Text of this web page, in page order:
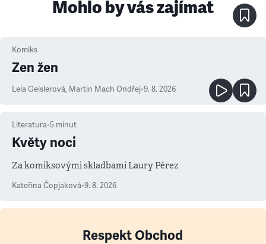
Mohlo by vás zajímat
Komiks
Zen žen
Lela Geislerová, Martin Mach Ondřej•9. 8. 2026
Literatura•5 minut
Květy noci
Za komiksovými skladbami Laury Pérez
Kateřina Čopjaková•9. 8. 2026
Respekt Obchod